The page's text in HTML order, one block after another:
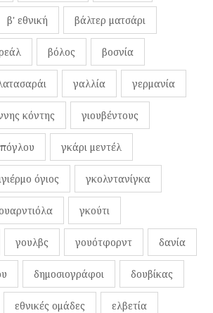
β' εθνική βάλτερ ματσάρι
βόλος βοσνία
γαλλία γερμανία
κόντης γιουβέντους
γκάρι μεντέλ
όγιος γκολντανίγκα
γκούτι
γουλβς γουότφορντ δανία
δημοσιογράφοι δουβίκας
εθνικές ομάδες ελβετία